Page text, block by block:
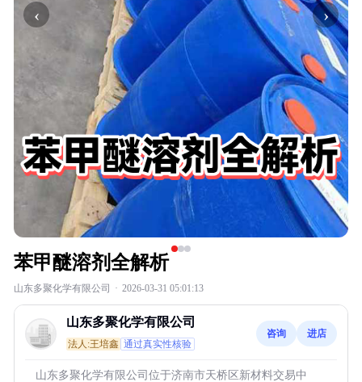
‹ ›
苯甲醚溶剂全解析
山东多聚化学有限公司 · 2026-03-31 05:01:13
山东多聚化学有限公司
法人:王培鑫 通过真实性核验
咨询 进店
山东多聚化学有限公司位于济南市天桥区新材料交易中